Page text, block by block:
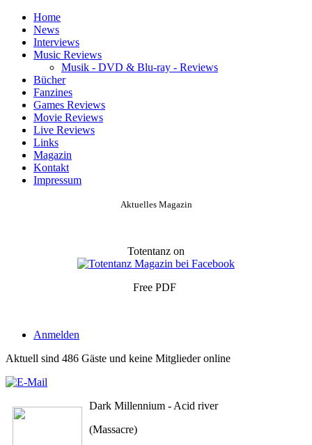
Home
News
Interviews
Music Reviews
Musik - DVD & Blu-ray - Reviews
Bücher
Fanzines
Games Reviews
Movie Reviews
Live Reviews
Links
Magazin
Kontakt
Impressum
Aktuelles Magazin
Totentanz on
Free PDF
Anmelden
Aktuell sind 486 Gäste und keine Mitglieder online
Dark Millennium - Acid river
(Massacre)